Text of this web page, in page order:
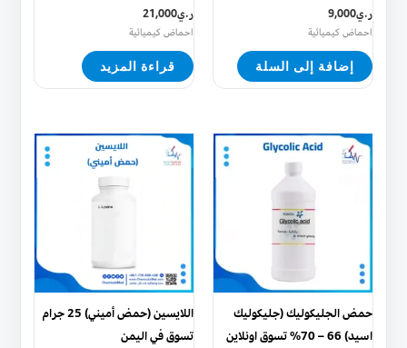
ر.ي9,000
احماض كيميائية
إضافة إلى السلة
ر.ي21,000
احماض كيميائية
قراءة المزيد
حمض الجليكوليك (جليكوليك
اسيد) 66 – 70% تسوق اونلاين
هناك
العديد
لهذا
المنتج.
اللايسين (حمض أميني) 25 جرام
تسوق في اليمن